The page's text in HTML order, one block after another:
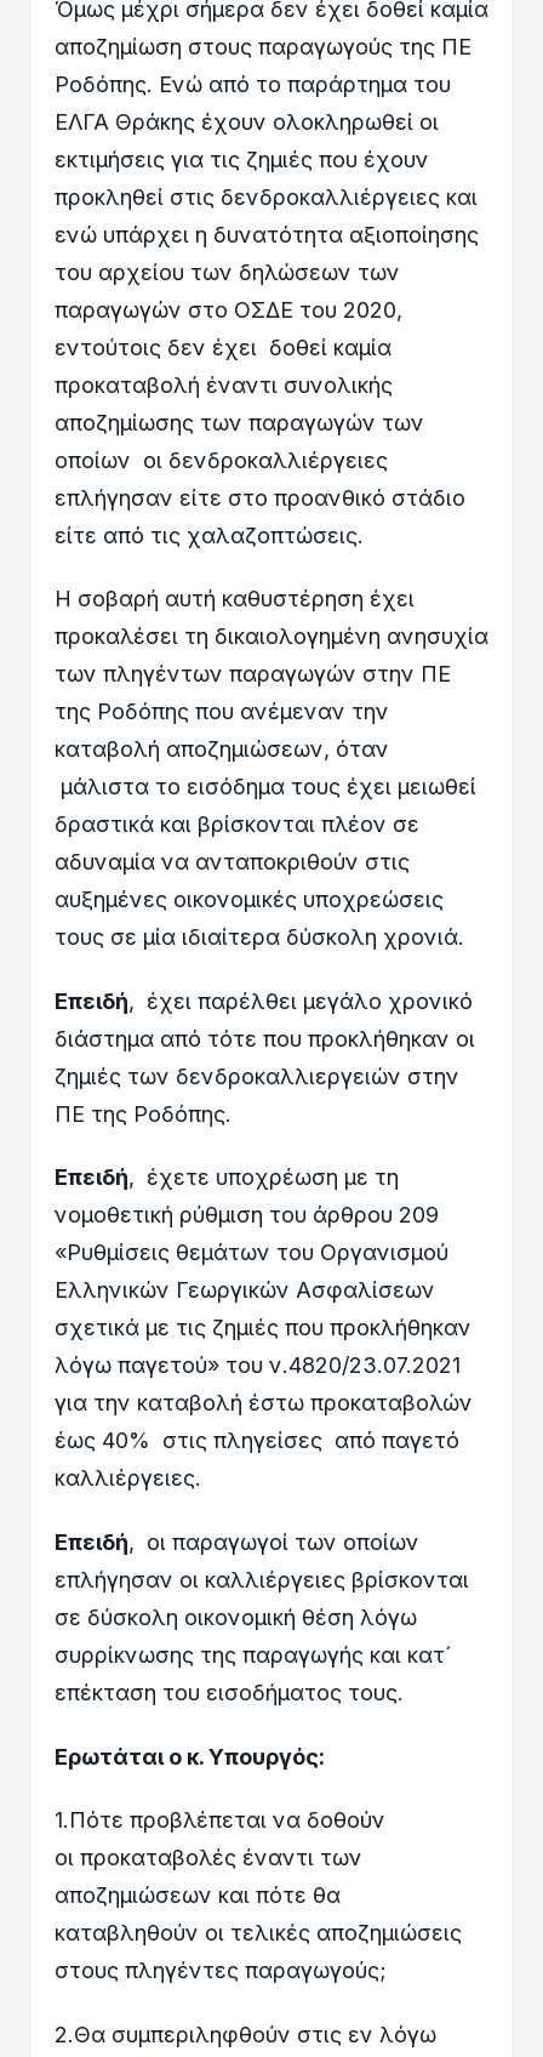
Όμως μέχρι σήμερα δεν έχει δοθεί καμία
αποζημίωση στους παραγωγούς της ΠΕ
Ροδόπης. Ενώ από το παράρτημα του
ΕΛΓΑ Θράκης έχουν ολοκληρωθεί οι
εκτιμήσεις για τις ζημιές που έχουν
προκληθεί στις δενδροκαλλιέργειες και
ενώ υπάρχει η δυνατότητα αξιοποίησης
του αρχείου των δηλώσεων των
παραγωγών στο ΟΣΔΕ του 2020,
εντούτοις δεν έχει δοθεί καμία
προκαταβολή έναντι συνολικής
αποζημίωσης των παραγωγών των
οποίων οι δενδροκαλλιέργειες
επλήγησαν είτε στο προανθικό στάδιο
είτε από τις χαλαζοπτώσεις.
Η σοβαρή αυτή καθυστέρηση έχει
προκαλέσει τη δικαιολογημένη ανησυχία
των πληγέντων παραγωγών στην ΠΕ
της Ροδόπης που ανέμεναν την
καταβολή αποζημιώσεων, όταν
μάλιστα το εισόδημα τους έχει μειωθεί
δραστικά και βρίσκονται πλέον σε
αδυναμία να ανταποκριθούν στις
αυξημένες οικονομικές υποχρεώσεις
τους σε μία ιδιαίτερα δύσκολη χρονιά.
Επειδή, έχει παρέλθει μεγάλο χρονικό
διάστημα από τότε που προκλήθηκαν οι
ζημιές των δενδροκαλλιεργειών στην
ΠΕ της Ροδόπης.
Επειδή, έχετε υποχρέωση με τη
νομοθετική ρύθμιση του άρθρου 209
«Ρυθμίσεις θεμάτων του Οργανισμού
Ελληνικών Γεωργικών Ασφαλίσεων
σχετικά με τις ζημιές που προκλήθηκαν
λόγω παγετού» του ν.4820/23.07.2021
για την καταβολή έστω προκαταβολών
έως 40% στις πληγείσες από παγετό
καλλιέργειες.
Επειδή, οι παραγωγοί των οποίων
επλήγησαν οι καλλιέργειες βρίσκονται
σε δύσκολη οικονομική θέση λόγω
συρρίκνωσης της παραγωγής και κατ´
επέκταση του εισοδήματος τους.
Ερωτάται ο κ. Υπουργός:
1.Πότε προβλέπεται να δοθούν
οι προκαταβολές έναντι των
αποζημιώσεων και πότε θα
καταβληθούν οι τελικές αποζημιώσεις
στους πληγέντες παραγωγούς;
2.Θα συμπεριληφθούν στις εν λόγω